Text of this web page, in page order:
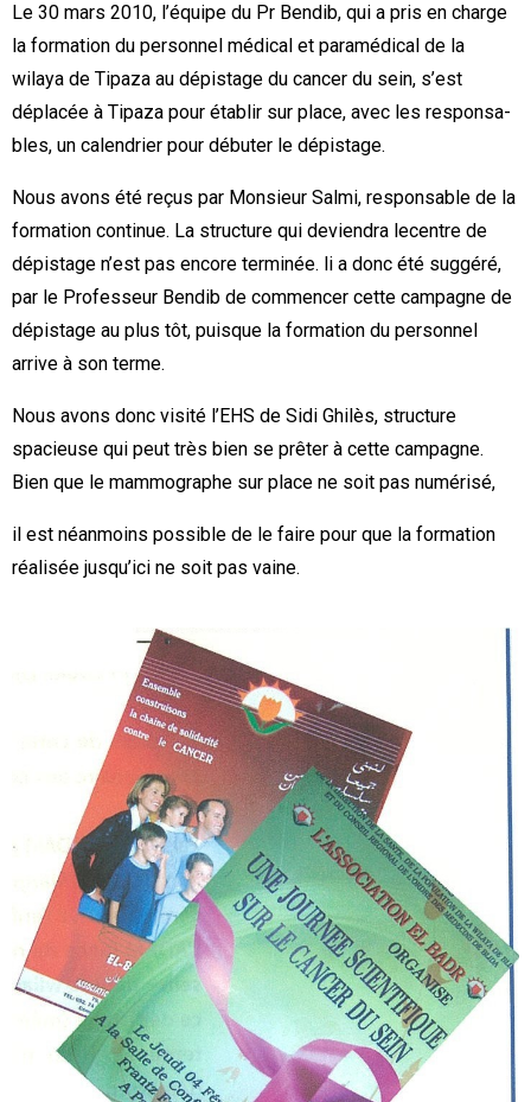
Le 30 mars 2010, l’équipe du Pr Bendib, qui a pris en charge
la formation du personnel médical et paramédical de la
wilaya de Tipaza au dépistage du cancer du sein, s’est
déplacée à Tipaza pour établir sur place, avec les responsa­
bles, un calendrier pour débuter le dépistage.
Nous avons été reçus par Monsieur Salmi, responsable de la
formation continue. La structure qui deviendra lecentre de
dépistage n’est pas encore terminée. li a donc été suggéré,
par le Professeur Bendib de commencer cette campagne de
dépistage au plus tôt, puisque la formation du personnel
arrive à son terme.
Nous avons donc visité l’EHS de Sidi Ghilès, structure
spacieuse qui peut très bien se prêter à cette campagne.
Bien que le mammographe sur place ne soit pas numérisé,
il est néanmoins possible de le faire pour que la formation
réalisée jusqu’ici ne soit pas vaine.